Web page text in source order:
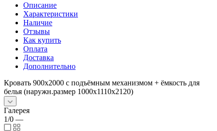
Описание
Характеристики
Наличие
Отзывы
Как купить
Оплата
Доставка
Дополнительно
Кровать 900x2000 с подъёмным механизмом + ёмкость для
белья (наружн.размер 1000х1110х2120)
Галерея
1/0 —